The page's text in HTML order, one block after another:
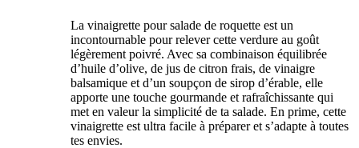
La vinaigrette pour salade de roquette est un
incontournable pour relever cette verdure au goût
légèrement poivré. Avec sa combinaison équilibrée
d’huile d’olive, de jus de citron frais, de vinaigre
balsamique et d’un soupçon de sirop d’érable, elle
apporte une touche gourmande et rafraîchissante qui
met en valeur la simplicité de ta salade. En prime, cette
vinaigrette est ultra facile à préparer et s’adapte à toutes
tes envies.